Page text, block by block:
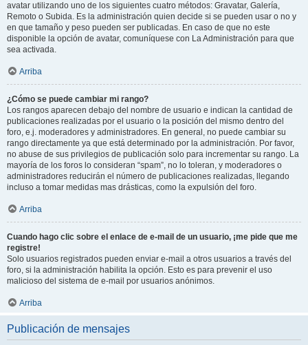
avatar utilizando uno de los siguientes cuatro métodos: Gravatar, Galería,
Remoto o Subida. Es la administración quien decide si se pueden usar o no y
en que tamaño y peso pueden ser publicadas. En caso de que no este
disponible la opción de avatar, comuníquese con La Administración para que
sea activada.
Arriba
¿Cómo se puede cambiar mi rango?
Los rangos aparecen debajo del nombre de usuario e indican la cantidad de
publicaciones realizadas por el usuario o la posición del mismo dentro del
foro, e.j. moderadores y administradores. En general, no puede cambiar su
rango directamente ya que está determinado por la administración. Por favor,
no abuse de sus privilegios de publicación solo para incrementar su rango. La
mayoría de los foros lo consideran “spam”, no lo toleran, y moderadores o
administradores reducirán el número de publicaciones realizadas, llegando
incluso a tomar medidas mas drásticas, como la expulsión del foro.
Arriba
Cuando hago clic sobre el enlace de e-mail de un usuario, ¡me pide que me
registre!
Solo usuarios registrados pueden enviar e-mail a otros usuarios a través del
foro, si la administración habilita la opción. Esto es para prevenir el uso
malicioso del sistema de e-mail por usuarios anónimos.
Arriba
Publicación de mensajes